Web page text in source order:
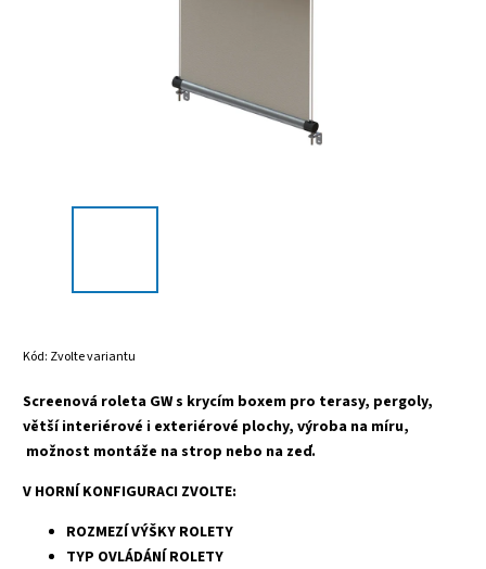
Kód: Zvolte variantu
Screenová roleta GW s krycím boxem pro terasy, pergoly,
větší interiérové i exteriérové plochy, výroba na míru,
možnost montáže na strop nebo na zeď.
V HORNÍ KONFIGURACI ZVOLTE:
ROZMEZÍ VÝŠKY ROLETY
TYP OVLÁDÁNÍ ROLETY